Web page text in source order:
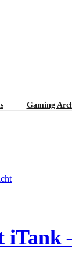
Gaming